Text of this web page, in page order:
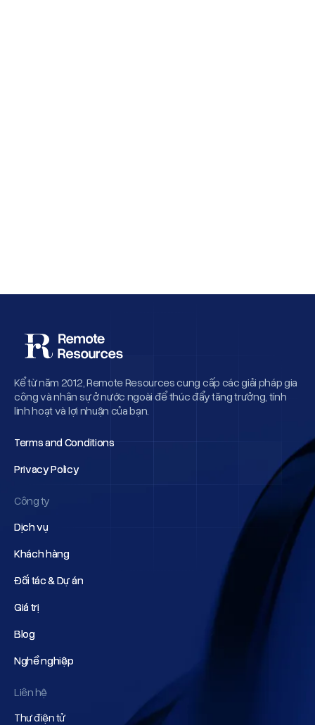
Kể từ năm 2012, Remote Resources cung cấp các giải pháp gia
công và nhân sự ở nước ngoài để thúc đẩy tăng trưởng, tính
linh hoạt và lợi nhuận của bạn.
Terms and Conditions
Terms and Conditions
Privacy Policy
Privacy Policy
Công ty
Dịch vụ
Dịch vụ
Khách hàng
Khách hàng
Đối tác & Dự án
Đối tác & Dự án
Giá trị
Giá trị
Blog
Blog
Nghề nghiệp
Nghề nghiệp
Liên hệ
Thư điện tử